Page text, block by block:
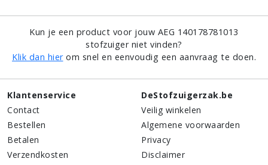
Kun je een product voor jouw AEG 140178781013
stofzuiger niet vinden?
Klik dan hierom snel en eenvoudig een aanvraag te doen.
Klantenservice
Contact
Bestellen
Betalen
Verzendkosten
DeStofzuigerzak.be
Veilig winkelen
Algemene voorwaarden
Privacy
Disclaimer